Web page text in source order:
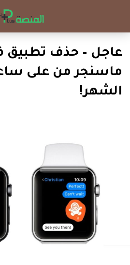
عاجل – حذف تطبيق
ماسنجر من على
الشهر!